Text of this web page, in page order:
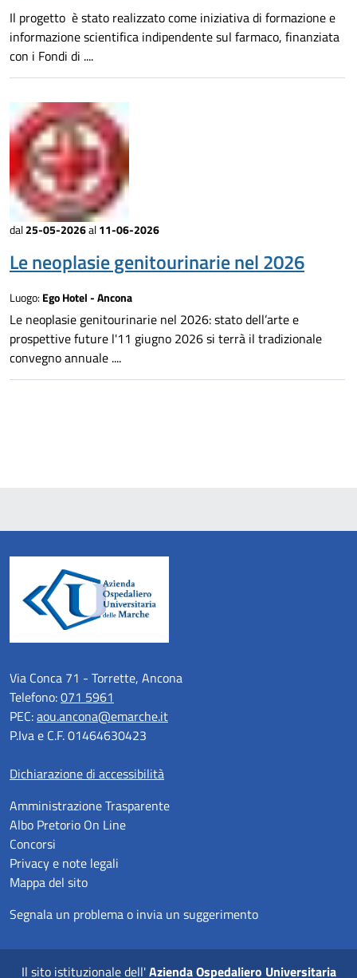
Il progetto è stato realizzato come iniziativa di formazione e
informazione scientifica indipendente sul farmaco, finanziata
con i Fondi di ....
dal25-05-2026al 11-06-2026
Le neoplasie genitourinarie nel 2026
Luogo: Ego Hotel - Ancona
Le neoplasie genitourinarie nel 2026: stato dell’arte e
prospettive future l'11 giugno 2026 si terrà il tradizionale
convegno annuale ....
Via Conca 71 - Torrette, Ancona
Telefono:071 5961
PEC:aou.ancona@emarche.it
P.Iva e C.F. 01464630423
Dichiarazione di accessibilità
Amministrazione Trasparente
Albo Pretorio On Line
Concorsi
Privacy e note legali
Mappa del sito
Segnala un problema o invia un suggerimento
Il sito istituzionale dell'Azienda Ospedaliero Universitaria